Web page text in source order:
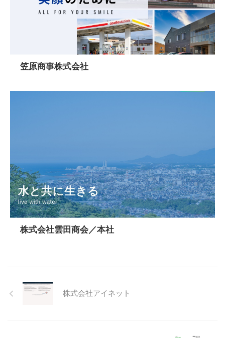
笠原商事株式会社
株式会社雲田商会／本社
株式会社アイネット